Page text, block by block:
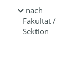
nach
Fakultät /
Sektion